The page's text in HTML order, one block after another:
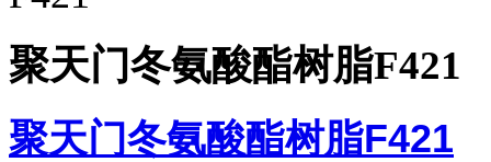
聚天门冬氨酸酯树脂F421
聚天门冬氨酸酯树脂F421